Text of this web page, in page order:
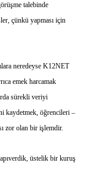
talebinde
çünkü yapması için
neredeyse K12NET
emek harcamak
sürekli veriyi
kaydetmek, öğrencileri –
zor olan bir işlemdir.
üstelik bir kuruş